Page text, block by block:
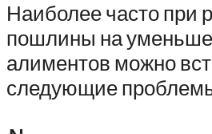
Наиболее часто при
пошлины на
алиментов можно
следующие